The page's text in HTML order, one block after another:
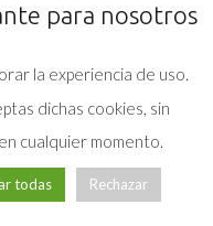
para nosotros
la experiencia de uso.
dichas cookies, sin
cualquier momento.
todas Rechazar